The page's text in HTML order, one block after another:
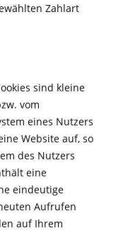
Zahlart
sind kleine
vom
eines Nutzers
Website auf, so
des Nutzers
eine
eindeutige
Aufrufen
auf Ihrem